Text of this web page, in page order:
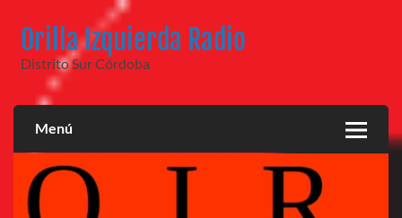
contenido
Orilla Izquierda Radio
Distrito Sur Córdoba
Menú